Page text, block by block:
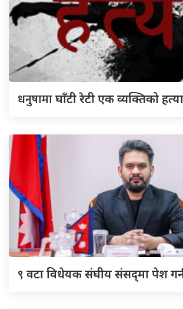
धनुषामाघाँटी रेटी एक व्यक्तिको हत्या
९ वटा विधेयक संघीय संसद्‌मा पेश